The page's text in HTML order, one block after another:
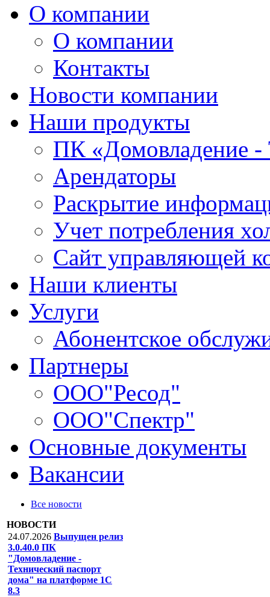
О компании
О компании
Контакты
Новости компании
Наши продукты
ПК «Домовладение -
Арендаторы
Раскрытие
Учет потребления
Сайт управляющей
Наши клиенты
Услуги
Абонентское
Партнеры
ООО"Ресод"
ООО"Спектр"
Основные документы
Вакансии
Все новости
НОВОСТИ
24.07.2026 Выпущен релиз
3.0.40.0 ПК
"Домовладение -
Технический паспорт
дома" на платформе 1С
8.3